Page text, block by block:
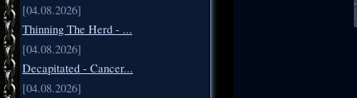
[04.08.2026]
Thinning The Herd - ...
[04.08.2026]
Decapitated - Cancer...
[04.08.2026]